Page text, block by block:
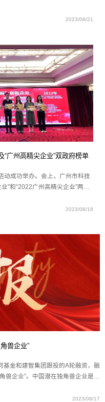
”）秉承创新、合作、共赢的理
2023/08/21
“广州高精尖企业”双政府榜单
动成功举办。会上，广州市科技
”和“2022广州高精尖企业”两项
评选活动中，网思科技再次入选
2023/08/18
兽企业”
基金和建智集团跟投的A轮融资，融
兽企业”。中国潜在独角兽企业是指
询发布的数据，中国目前共有653
2023/08/17